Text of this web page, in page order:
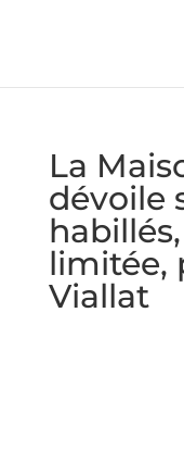
La
dévoile
limitée,
Viallat